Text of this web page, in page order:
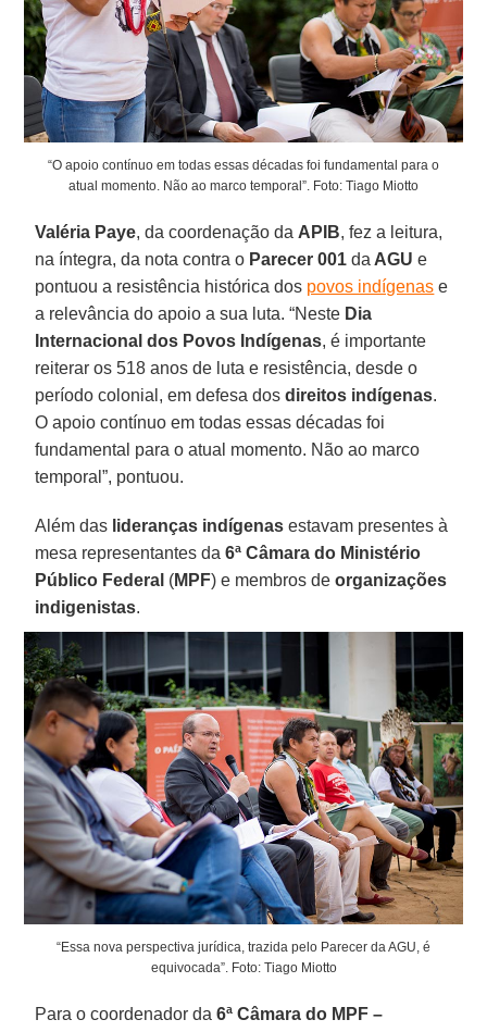
“O apoio contínuo em todas essas décadas foi fundamental para o
atual momento. Não ao marco temporal”. Foto: Tiago Miotto
Valéria Paye, da coordenação da APIB, fez a leitura,
na íntegra, da nota contra o Parecer 001da AGU e
pontuou a resistência histórica dos povos indígenas e
a relevância do apoio a sua luta. “Neste Dia
Internacional dos Povos Indígenas, é importante
reiterar os 518 anos de luta e resistência, desde o
período colonial, em defesa dos direitos indígenas.
O apoio contínuo em todas essas décadas foi
fundamental para o atual momento. Não ao marco
temporal”, pontuou.
Além das lideranças indígenas estavam presentes à
mesa representantes da 6ª Câmara do Ministério
Público Federal (MPF) e membros deorganizações
indigenistas.
“Essa nova perspectiva jurídica, trazida pelo Parecer da AGU, é
equivocada”. Foto: Tiago Miotto
Para o coordenador da6ª Câmara do MPF –